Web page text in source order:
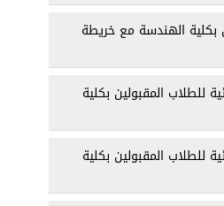
بكلية الهندسة مع خريطة
للطلاب المقبولين بكلية
للطلاب المقبولين بكلية